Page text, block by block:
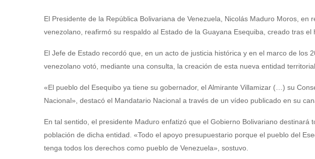
El Presidente de la República Bolivariana de Venezuela, Nicolás Maduro Moros, en
venezolano, reafirmó su respaldo al Estado de la Guayana Esequiba, creado tras
El Jefe de Estado recordó que, en un acto de justicia histórica y en el marco de los
venezolano votó, mediante una consulta, la creación de esta nueva entidad territorial.
«El pueblo del Esequibo ya tiene su gobernador, el Almirante Villamizar (…) su
Nacional», destacó el Mandatario Nacional a través de un vídeo publicado en su
En tal sentido, el presidente Maduro enfatizó que el Gobierno Bolivariano destinará
población de dicha entidad. «Todo el apoyo presupuestario porque el pueblo del
tenga todos los derechos como pueblo de Venezuela», sostuvo.